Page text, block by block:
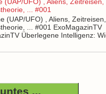
(UAP/UFO) , Aliens, Zeitreisen,
... #001
(UAP/UFO) , Aliens, Zeitreisen,
... #001 ExoMagazinTV
Überlegene Intelligenz:
...